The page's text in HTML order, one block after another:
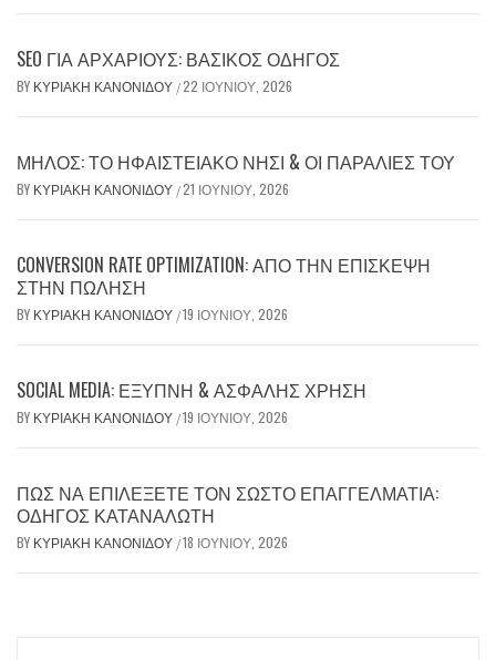
SEO ΓΙΑ ΑΡΧΆΡΙΟΥΣ: ΒΑΣΙΚΌΣ ΟΔΗΓΌΣ
BY ΚΥΡΙΑΚΉ ΚΑΝΟΝΊΔΟΥ /22 ΙΟΥΝΊΟΥ, 2026
ΜΉΛΟΣ: ΤΟ ΗΦΑΙΣΤΕΙΑΚΌ ΝΗΣΊ & ΟΙ ΠΑΡΑΛΊΕΣ ΤΟΥ
BY ΚΥΡΙΑΚΉ ΚΑΝΟΝΊΔΟΥ /21 ΙΟΥΝΊΟΥ, 2026
CONVERSION RATE OPTIMIZATION: ΑΠΌ ΤΗΝ ΕΠΊΣΚΕΨΗ
ΣΤΗΝ ΠΏΛΗΣΗ
BY ΚΥΡΙΑΚΉ ΚΑΝΟΝΊΔΟΥ /19 ΙΟΥΝΊΟΥ, 2026
SOCIAL MEDIA: ΈΞΥΠΝΗ & ΑΣΦΑΛΉΣ ΧΡΉΣΗ
BY ΚΥΡΙΑΚΉ ΚΑΝΟΝΊΔΟΥ /19 ΙΟΥΝΊΟΥ, 2026
ΠΏΣ ΝΑ ΕΠΙΛΈΞΕΤΕ ΤΟΝ ΣΩΣΤΌ ΕΠΑΓΓΕΛΜΑΤΊΑ:
ΟΔΗΓΌΣ ΚΑΤΑΝΑΛΩΤΉ
BY ΚΥΡΙΑΚΉ ΚΑΝΟΝΊΔΟΥ /18 ΙΟΥΝΊΟΥ, 2026